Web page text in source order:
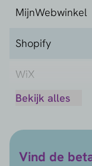
Diners
Google Pay
MijnWebwinkel
Shopify
WiX
WooCommerce
WordPress
Bekijk alles
Vind de